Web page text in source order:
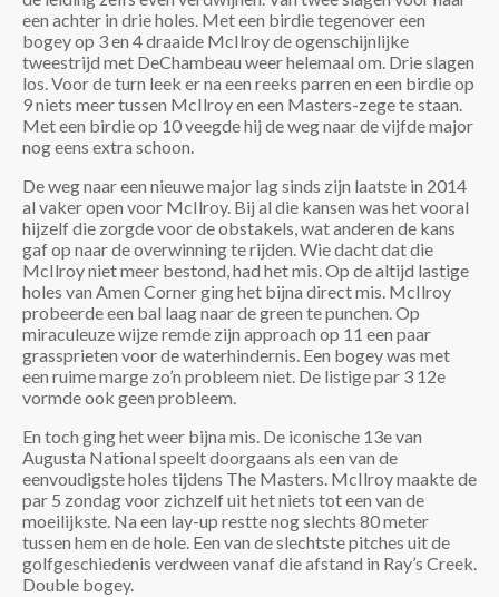
een achter in drie holes. Met een birdie tegenover een
bogey op 3 en 4 draaide McIlroy de ogenschijnlijke
tweestrijd met DeChambeau weer helemaal om. Drie slagen
los. Voor de turn leek er na een reeks parren en een birdie op
9 niets meer tussen McIlroy en een Masters-zege te staan.
Met een birdie op 10 veegde hij de weg naar de vijfde major
nog eens extra schoon.
De weg naar een nieuwe major lag sinds zijn laatste in 2014
al vaker open voor McIlroy. Bij al die kansen was het vooral
hijzelf die zorgde voor de obstakels, wat anderen de kans
gaf op naar de overwinning te rijden. Wie dacht dat die
McIlroy niet meer bestond, had het mis. Op de altijd lastige
holes van Amen Corner ging het bijna direct mis. McIlroy
probeerde een bal laag naar de green te punchen. Op
miraculeuze wijze remde zijn approach op 11 een paar
grassprieten voor de waterhindernis. Een bogey was met
een ruime marge zo’n probleem niet. De listige par 3 12e
vormde ook geen probleem.
En toch ging het weer bijna mis. De iconische 13e van
Augusta National speelt doorgaans als een van de
eenvoudigste holes tijdens The Masters. McIlroy maakte de
par 5 zondag voor zichzelf uit het niets tot een van de
moeilijkste. Na een lay-up restte nog slechts 80 meter
tussen hem en de hole. Een van de slechtste pitches uit de
golfgeschiedenis verdween vanaf die afstand in Ray’s Creek.
Double bogey.